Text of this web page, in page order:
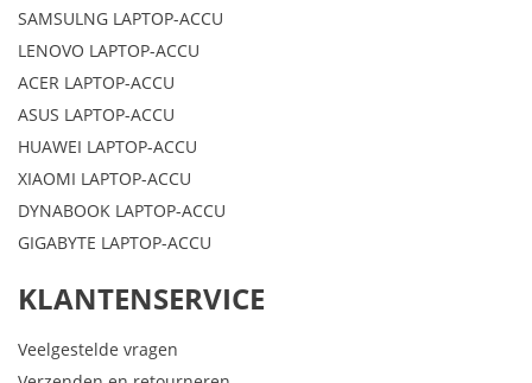
SAMSULNG LAPTOP-ACCU
LENOVO LAPTOP-ACCU
ACER LAPTOP-ACCU
ASUS LAPTOP-ACCU
HUAWEI LAPTOP-ACCU
XIAOMI LAPTOP-ACCU
DYNABOOK LAPTOP-ACCU
GIGABYTE LAPTOP-ACCU
KLANTENSERVICE
Veelgestelde vragen